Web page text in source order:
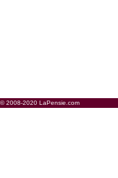
© 2008-2020 LaPensie.com